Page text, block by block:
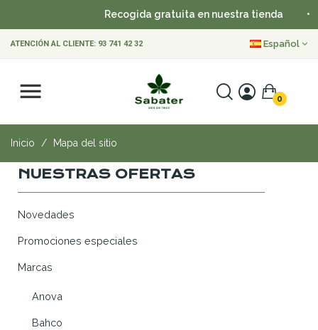
Recogida gratuita en nuestra tienda
ATENCIÓN AL CLIENTE: 93 741 42 32 Español
0
Inicio Mapa del sitio
NUESTRAS OFERTAS
Novedades
Promociones especiales
Marcas
Anova
Bahco